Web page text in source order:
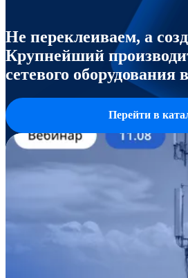
Не переклеиваем, а
Крупнейший
сетевого оборудования
Перейти в